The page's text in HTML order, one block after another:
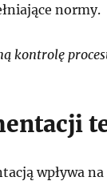
normy.
kontrolę
wpływa